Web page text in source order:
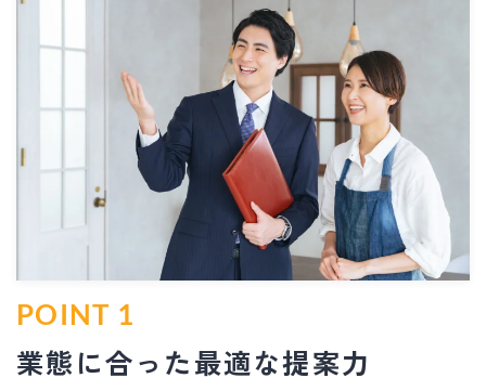
POINT 1
業態に合った最適な提案力